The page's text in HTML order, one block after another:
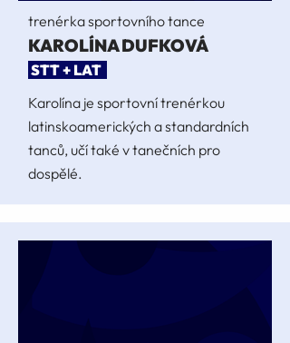
trenérka sportovního tance
KAROLÍNA DUFKOVÁ
STT + LAT
Karolína je sportovní trenérkou
latinskoamerických a standardních
tanců, učí také v tanečních pro
dospělé.